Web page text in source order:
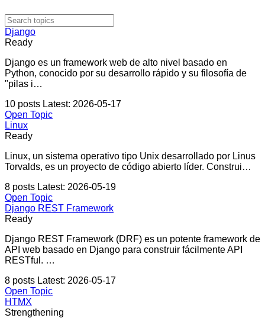
Django
Ready
Django es un framework web de alto nivel basado en
Python, conocido por su desarrollo rápido y su filosofía de
"pilas i…
10 posts Latest: 2026-05-17
Open Topic
Linux
Ready
Linux, un sistema operativo tipo Unix desarrollado por Linus
Torvalds, es un proyecto de código abierto líder. Construi…
8 posts Latest: 2026-05-19
Open Topic
Django REST Framework
Ready
Django REST Framework (DRF) es un potente framework de
API web basado en Django para construir fácilmente API
RESTful. …
8 posts Latest: 2026-05-17
Open Topic
HTMX
Strengthening